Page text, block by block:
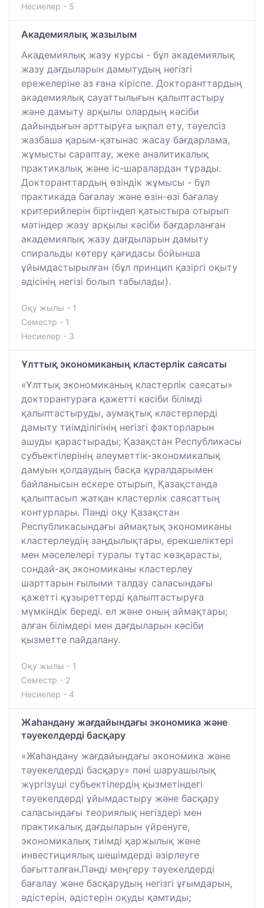
Несиелер - 5
Академиялық жазылым
Академиялық жазу курсы - бұл академиялық
жазу дағдыларын дамытудың негізгі
ережелеріне аз ғана кіріспе. Докторанттардың
академиялық сауаттылығын қалыптастыру
және дамыту арқылы олардың кәсіби
дайындығын арттыруға ықпал ету, тәуелсіз
жазбаша қарым-қатынас жасау бағдарлама,
жұмысты сараптау, жеке аналитикалық
практикалық және іс-шаралардан тұрады.
Докторанттардың өзіндік жұмысы - бұл
практикада бағалау және өзін-өзі бағалау
критерийлерін біртіндеп қатыстыра отырып
мәтіндер жазу арқылы кәсіби бағдарланған
академиялық жазу дағдыларын дамыту
спиральды көтеру қағидасы бойынша
ұйымдастырылған (бұл принцип қазіргі оқыту
әдісінің негізі болып табылады).
Оқу жылы - 1
Семестр - 1
Несиелер - 3
Ұлттық экономиканың кластерлік саясаты
«Ұлттық экономиканың кластерлік саясаты»
докторантураға қажетті кәсіби білімді
қалыптастыруды, аумақтық кластерлерді
дамыту тиімділігінің негізгі факторларын
ашуды қарастырады; Қазақстан Республикасы
субъектілерінің әлеуметтік-экономикалық
дамуын қолдаудың басқа құралдарымен
байланысын ескере отырып, Қазақстанда
қалыптасып жатқан кластерлік саясаттың
контурлары. Пәнді оқу Қазақстан
Республикасындағы аймақтық экономиканы
кластерлеудің заңдылықтары, ерекшеліктері
мен мәселелері туралы тұтас көзқарасты,
сондай-ақ экономиканы кластерлеу
шарттарын ғылыми талдау саласындағы
қажетті құзыреттерді қалыптастыруға
мүмкіндік береді. ел және оның аймақтары;
алған білімдері мен дағдыларын кәсіби
қызметте пайдалану.
Оқу жылы - 1
Семестр - 2
Несиелер - 4
Жаһандану жағдайындағы экономика және
тәуекелдерді басқару
«Жаһандану жағдайындағы экономика және
тәуекелдерді басқару» пәні шаруашылық
жүргізуші субъектілердің қызметіндегі
тәуекелдерді ұйымдастыру және басқару
саласындағы теориялық негіздері мен
практикалық дағдыларын үйренуге,
экономикалық тиімді қаржылық және
инвестициялық шешімдерді әзірлеуге
бағытталған.Пәнді меңгеру тәуекелдерді
бағалау және басқарудың негізгі ұғымдарын,
әдістерін, әдістерін оқуды қамтиды;